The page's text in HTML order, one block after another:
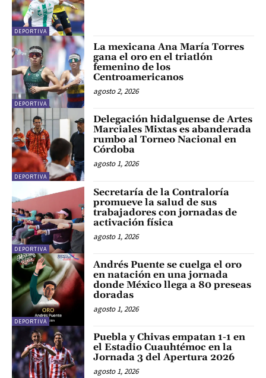
DEPORTIVA
DEPORTIVA
La mexicana Ana María Torres
gana el oro en el triatlón
femenino de los
Centroamericanos
agosto 2, 2026
DEPORTIVA
Delegación hidalguense de Artes
Marciales Mixtas es abanderada
rumbo al Torneo Nacional en
Córdoba
agosto 1, 2026
DEPORTIVA
Secretaría de la Contraloría
promueve la salud de sus
trabajadores con jornadas de
activación física
agosto 1, 2026
DEPORTIVA
Andrés Puente se cuelga el oro
en natación en una jornada
donde México llega a 80 preseas
doradas
agosto 1, 2026
Puebla y Chivas empatan 1-1 en
el Estadio Cuauhtémoc en la
Jornada 3 del Apertura 2026
agosto 1, 2026